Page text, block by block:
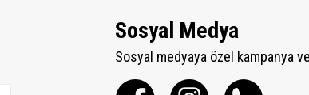
Sosyal Medya
Sosyal medyaya özel kampanya